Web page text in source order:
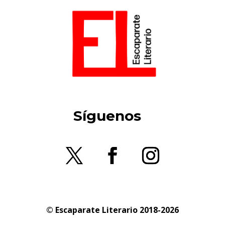
Síguenos
© Escaparate Literario 2018-2026